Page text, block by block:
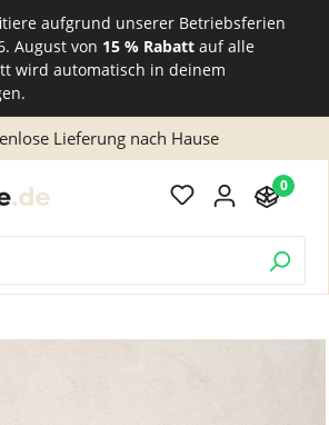
aufgrund unserer Betriebsferien
August von 15 % Rabatt auf alle
wird automatisch in deinem
Direkt beim
0